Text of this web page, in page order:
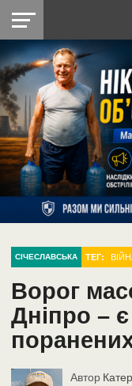
НІКОПОЛЬ
РАЙОН
СІЧЕСЛАВСЬКА
УКРАЇНА
РЕТРО
НІКОПОЛЬ
ЛАЙТ
УКРАЇНА
ДОПОМОГА
РАДІО
СІЧЕСЛАВСЬКА ТЕГ:
Ворог
Дніпро – є
Автор